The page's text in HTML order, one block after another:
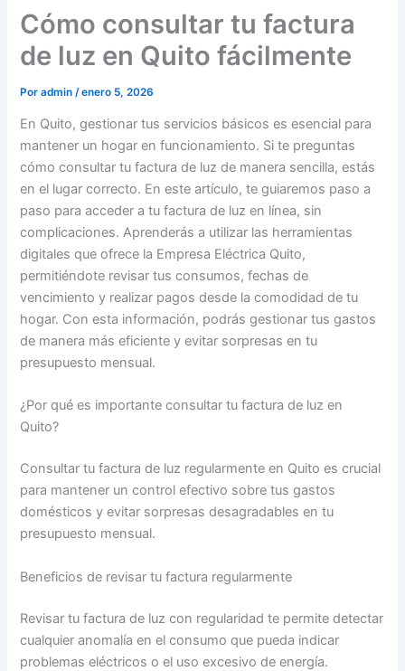
Cómo consultar tu factura
de luz en Quito fácilmente
Poradmin /enero 5, 2026
En Quito, gestionar tus servicios básicos es esencial para
mantener un hogar en funcionamiento. Si te preguntas
cómo consultar tu factura de luz de manera sencilla, estás
en el lugar correcto. En este artículo, te guiaremos paso a
paso para acceder a tu factura de luz en línea, sin
complicaciones. Aprenderás a utilizar las herramientas
digitales que ofrece la Empresa Eléctrica Quito,
permitiéndote revisar tus consumos, fechas de
vencimiento y realizar pagos desde la comodidad de tu
hogar. Con esta información, podrás gestionar tus gastos
de manera más eficiente y evitar sorpresas en tu
presupuesto mensual.
¿Por qué es importante consultar tu factura de luz en
Quito?
Consultar tu factura de luz regularmente en Quito es crucial
para mantener un control efectivo sobre tus gastos
domésticos y evitar sorpresas desagradables en tu
presupuesto mensual.
Beneficios de revisar tu factura regularmente
Revisar tu factura de luz con regularidad te permite detectar
cualquier anomalía en el consumo que pueda indicar
problemas eléctricos o el uso excesivo de energía.